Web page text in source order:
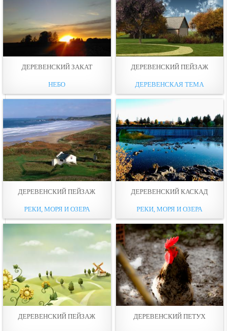
ДЕРЕВЕНСКИЙ ЗАКАТ
НЕБО
ДЕРЕВЕНСКИЙ ПЕЙЗАЖ
ДЕРЕВЕНСКАЯ ТЕМА
ДЕРЕВЕНСКИЙ ПЕЙЗАЖ
РЕКИ, МОРЯ И ОЗЕРА
ДЕРЕВЕНСКИЙ КАСКАД
РЕКИ, МОРЯ И ОЗЕРА
ДЕРЕВЕНСКИЙ ПЕЙЗАЖ ДЕРЕВЕНСКИЙ ПЕТУХ